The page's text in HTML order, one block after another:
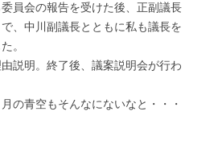
員会の報告を受けた後、正副議長
、中川副議長とともに私も議長を
。
説明。終了後、議案説明会が行わ
の青空もそんなにないなと・・・